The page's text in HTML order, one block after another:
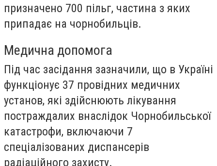
призначено 700 пільг, частина з яких
припадає на чорнобильців.
Медична допомога
Під час засідання зазначили, що в Україні
функціонує 37 провідних медичних
установ, які здійснюють лікування
постраждалих внаслідок Чорнобильської
катастрофи, включаючи 7
спеціалізованих диспансерів
радіаційного захисту.